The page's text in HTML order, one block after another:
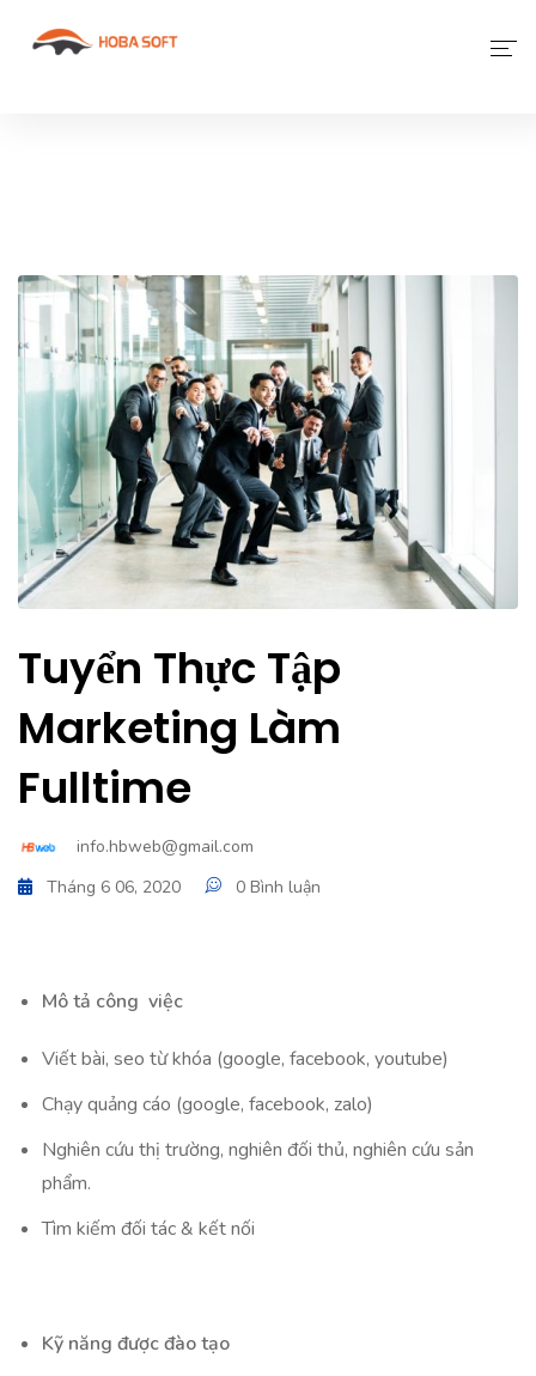
Tin Tức
Liên Hệ
Tuyển Thực Tập
Marketing Làm
Fulltime
info.hbweb@gmail.com
Tháng 6 06, 2020
0 Bình luận
Mô tả công việc
Viết bài, seo từ khóa (google, facebook, youtube)
Chạy quảng cáo (google, facebook, zalo)
Nghiên cứu thị trường, nghiên đối thủ, nghiên cứu sản
phẩm.
Tìm kiếm đối tác & kết nối
Kỹ năng được đào tạo